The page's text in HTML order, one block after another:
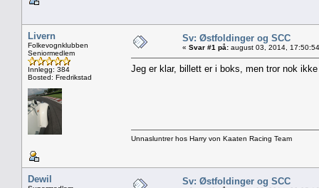
Livern
Folkevognklubben
Seniormedlem
Innlegg: 384
Bosted: Fredrikstad
Sv: Østfoldinger og SCC
« Svar #1 på: august 03, 2014,
Jeg er klar, billett er i boks, men tror nok
Unnasluntrer hos Harry von Kaaten Racing Team
Dewil Sv: Østfoldinger og SCC